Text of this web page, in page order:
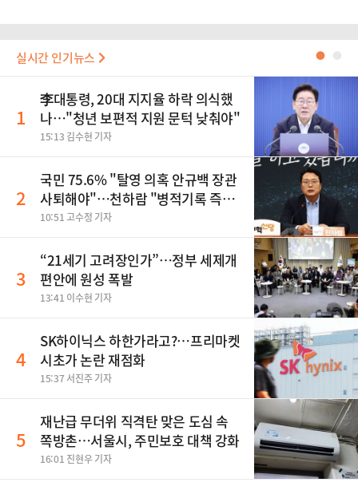
실시간 인기뉴스 ●
1
李대통령, 20대 지지율 하락 의식했
나…"청년 보편적 지원 문턱 낮춰야"
15:13 김수현 기자
2
국민 75.6% "탈영 의혹 안규백 장관
사퇴해야"…천하람 "병적기록 즉각
공개하라"
10:51 고수정 기자
3
“21세기 고려장인가”…정부 세제개
편안에 원성 폭발
13:41 이수현 기자
4
SK하이닉스 하한가라고?…프리마켓
시초가 논란 재점화
15:37 서진주 기자
5
재난급 무더위 직격탄 맞은 도심 속
쪽방촌…서울시, 주민보호 대책 강화
16:01 진현우 기자